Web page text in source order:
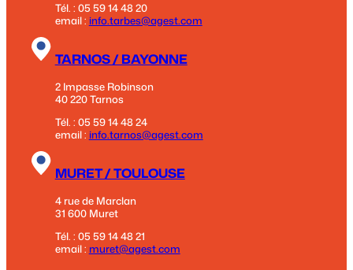
Tél. : 05 59 14 48 20
email : info.tarbes@agest.com
TARNOS / BAYONNE
2 Impasse Robinson
40 220 Tarnos
Tél. : 05 59 14 48 24
email : info.tarnos@agest.com
MURET / TOULOUSE
4 rue de Marclan
31 600 Muret
Tél. : 05 59 14 48 21
email : muret@agest.com